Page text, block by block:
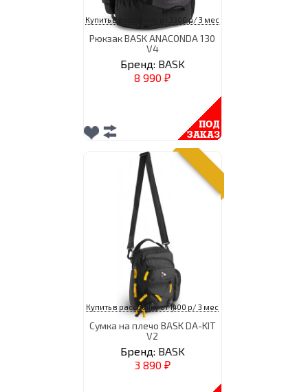
Купить в рассрочку от 3300 р/ 3 мес
Рюкзак BASK ANACONDA 130
V4
Бренд: BASK
8 990 ₽
Купить в рассрочку от 1400 р/ 3 мес
Сумка на плечо BASK DA-KIT
V2
Бренд: BASK
3 890 ₽